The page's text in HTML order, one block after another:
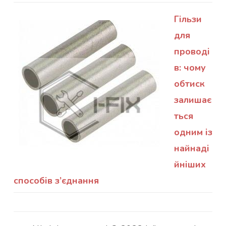
Гільзи
для
проводі
в: чому
обтиск
залишає
ться
одним із
найнаді
йніших
способів з’єднання